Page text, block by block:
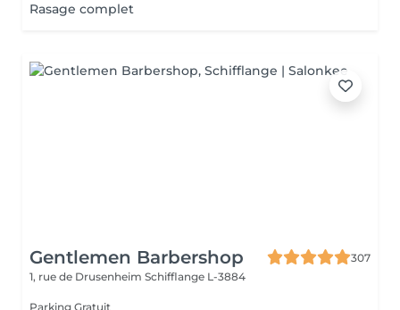
Rasage complet
Gentlemen Barbershop
307
1, rue de Drusenheim Schifflange L-3884
Parking Gratuit